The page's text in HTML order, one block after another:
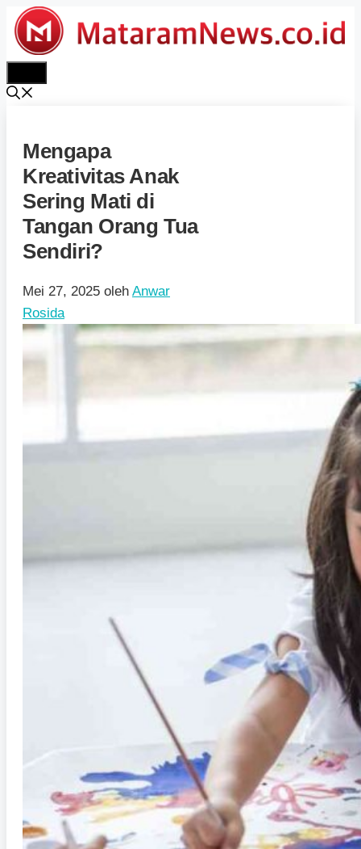
Langsung
ke
isi
Mengapa
Kreativitas Anak
Sering Mati di
Tangan Orang Tua
Sendiri?
Mei 27, 2025 oleh Anwar
Rosida